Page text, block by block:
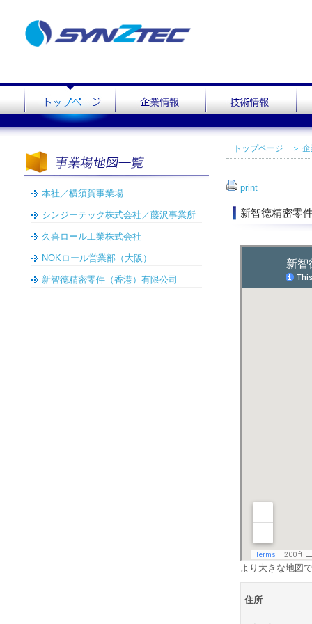
トップページ ＞
print
新智德精密零
より大きな地図
住所
本社／横須賀事業場
シンジーテック株式会社／藤沢事業所
久喜ロール工業株式会社
NOKロール営業部（大阪）
新智德精密零件（香港）有限公司